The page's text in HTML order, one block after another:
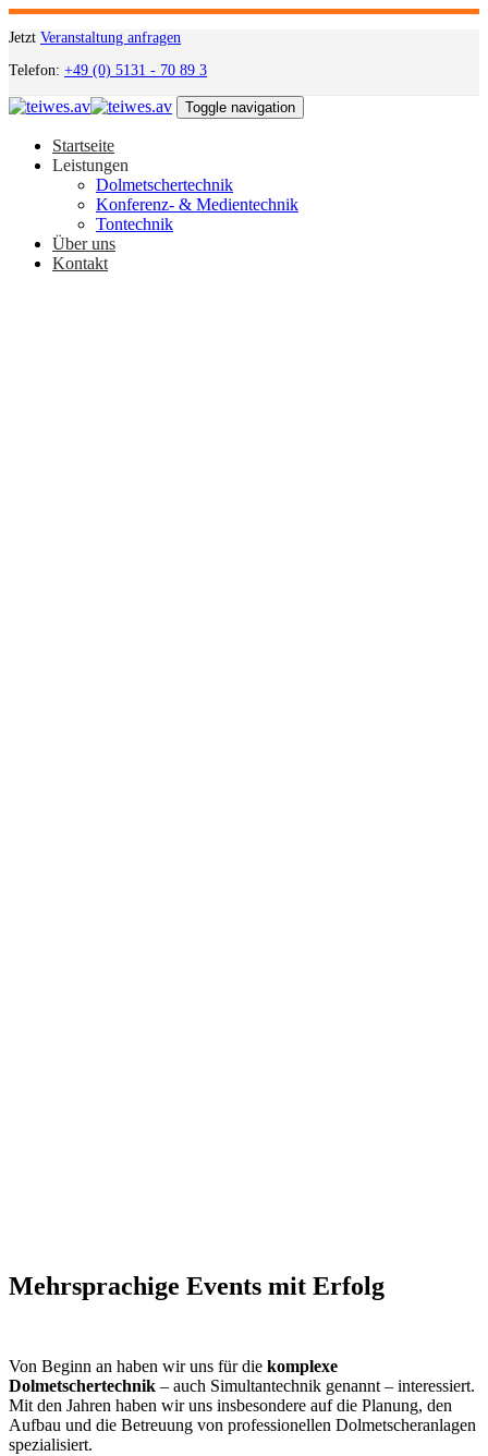
Links
überspringen
Zum
Inhalt
Jetzt Veranstaltung anfragen
Telefon: +49 (0) 5131 - 70 89 3
Toggle navigation
Startseite
Leistungen
Dolmetschertechnik
Konferenz- & Medientechnik
Tontechnik
Über uns
Kontakt
Mehrsprachige Events mit Erfolg
Von Beginn an haben wir uns für die komplexe
Dolmetschertechnik – auch Simultantechnik genannt – interessiert.
Mit den Jahren haben wir uns insbesondere auf die Planung, den
Aufbau und die Betreuung von professionellen Dolmetscheranlagen
spezialisiert.